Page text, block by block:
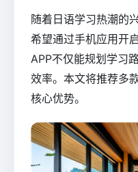
随着日语学习热潮的
希望通过手机应用开
APP不仅能规划学习
效率。本文将推荐多
核心优势。